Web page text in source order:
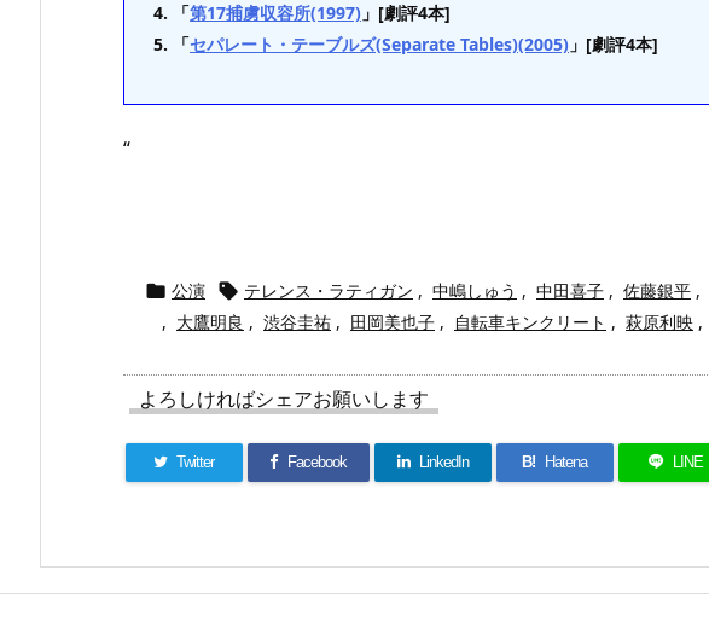
「第17捕虜収容所(1997) 」[劇評4本]
「セパレート・テーブルズ(Separate Tables)(2005) 」[劇評4本]
“
 公演  テレンス・ラティガン , 中嶋しゅう , 中田喜子 , 佐藤銀平 ,
, 大鷹明良 , 渋谷圭祐 , 田岡美也子 , 自転車キンクリート , 萩原利映 ,
よろしければシェアお願いします
Twitter Facebook LinkedIn B! Hatena LINE